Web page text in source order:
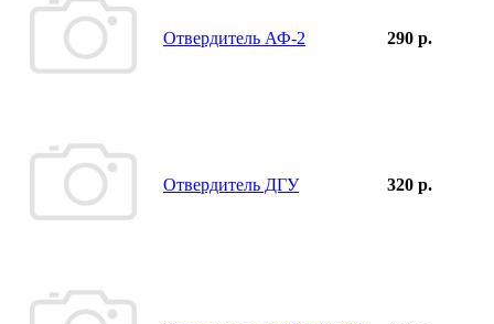
Отвердитель АФ-2 290 р.
Отвердитель ДГУ 320 р.